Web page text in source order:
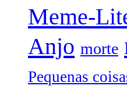
Meme-
Anjo morte
Pequenas